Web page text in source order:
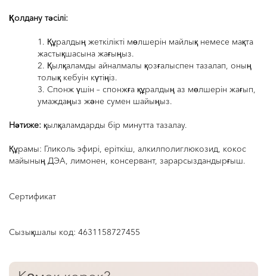
Қолдану тәсілі:
1. Құралдың жеткілікті мөлшерін майлық немесе мақта
жастықшасына жағыңыз.
2. Қылқаламды айналмалы қозғалыспен тазалап, оның
толық кебуін күтіңіз.
3. Спонж үшін – спонжға құралдың аз мөлшерін жағып,
умаждаңыз және сумен шайыңыз.
Нәтиже: қылқаламдарды бір минутта тазалау.
Құрамы: Гликоль эфирі, еріткіш, алкилполиглюкозид, кокос
майының ДЭА, лимонен, консервант, зарарсыздандырғыш.
Сертификат
Сызықшалы код: 4631158727455